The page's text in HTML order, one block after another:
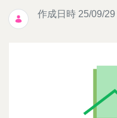
作成日時 25/09/